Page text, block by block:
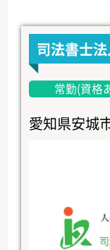
司法書士
常勤(資格
愛知県安城